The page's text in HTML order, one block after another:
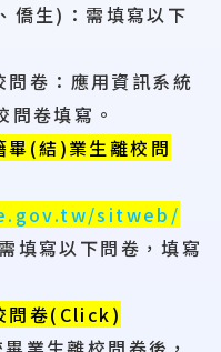
生)：需填寫以下
應用資訊系統
卷填寫。
畢(結)業生離校問
sitweb/
需填寫以下問卷，填寫
問卷(Click)